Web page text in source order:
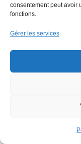
consentement peut avoir
fonctions.
Gérer les services